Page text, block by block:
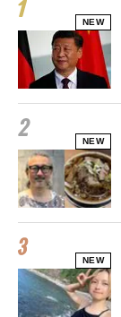
NEW
NEW
NEW